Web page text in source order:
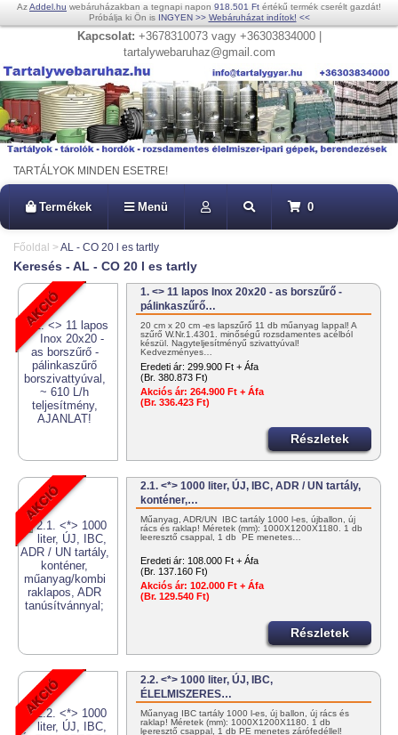
AzAddel.hu webáruházakban a tegnapi napon 918.501 Ft értékű termék cserélt gazdát!
Próbálja ki Ön is INGYEN >> Webáruházat indítok! <<
Kapcsolat: +3678310073 vagy +36303834000 |
tartalywebaruhaz@gmail.com
TARTÁLYOK MINDEN ESETRE!
Termékek Menü 0
Főoldal >AL - CO 20 l es tartly
Keresés - AL - CO 20 l es tartly
1. <> 11 lapos Inox 20x20 - as borszűrő -
pálinkaszűrő…
20 cm x 20 cm -es lapszűrő 11 db műanyag lappal! A
szűrő W.Nr.1.4301. minőségű rozsdamentes acélból
készül. Nagyteljesítményű szivattyúval!
Kedvezményes…
Eredeti ár: 299.900 Ft + Áfa
(Br. 380.873 Ft)
Akciós ár: 264.900 Ft + Áfa
(Br. 336.423 Ft)
Részletek
2.1. <*> 1000 liter, ÚJ, IBC, ADR / UN tartály,
konténer,…
Műanyag, ADR/UN IBC tartály 1000 l-es, újballon, új
rács és raklap! Méretek (mm): 1000X1200X1180. 1 db
leeresztő csappal, 1 db PE menetes…
Eredeti ár: 108.000 Ft + Áfa
(Br. 137.160 Ft)
Akciós ár: 102.000 Ft + Áfa
(Br. 129.540 Ft)
Részletek
2.2. <*> 1000 liter, ÚJ, IBC,
ÉLELMISZERES…
Műanyag IBC tartály 1000 l-es, új ballon, új rács és
raklap! Méretek (mm): 1000X1200X1180. 1 db
leeresztő csappal, 1 db PE menetes zárófedéllel!